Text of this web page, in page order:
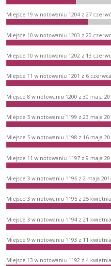
Miejsce 19 w notowaniu 1204 z 27
Miejsce 10 w notowaniu 1203 z 20
Miejsce 10 w notowaniu 1202 z 13
Miejsce 11 w notowaniu 1201 z 6
Miejsce 8 w notowaniu 1200 z 30 maja
Miejsce 5 w notowaniu 1199 z 23 maja
Miejsce 5 w notowaniu 1198 z 16 maja
Miejsce 11 w notowaniu 1197 z 9 maja
Miejsce 3 w notowaniu 1196 z 2 maja
Miejsce 3 w notowaniu 1195 z 25
Miejsce 3 w notowaniu 1194 z 21
Miejsce 9 w notowaniu 1193 z 11
Miejsce 13 w notowaniu 1192 z 4